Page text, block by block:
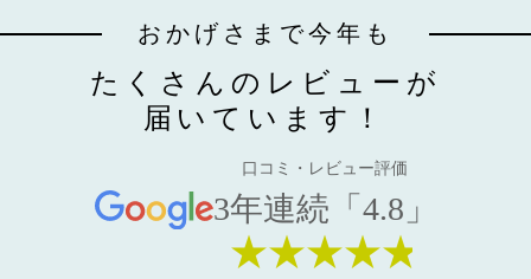
おかげさまで今年も
たくさんのレビューが
届いています！
口コミ・レビュー評価
3年連続「4.8」
★★★★★